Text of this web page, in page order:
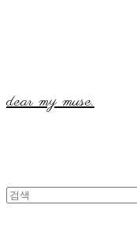
dear my muse.